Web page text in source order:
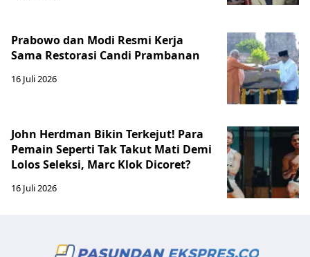
Prabowo dan Modi Resmi Kerja
Sama Restorasi Candi Prambanan
16 Juli 2026
John Herdman Bikin Terkejut! Para
Pemain Seperti Tak Takut Mati Demi
Lolos Seleksi, Marc Klok Dicoret?
16 Juli 2026